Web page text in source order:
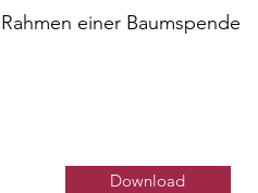
einer Baumspende
Download